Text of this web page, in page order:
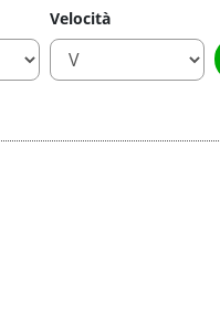
Velocità